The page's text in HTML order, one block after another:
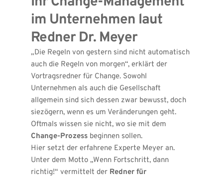
im Unternehmen laut
Redner Dr. Meyer
„Die Regeln von gestern sind nicht automatisch
auch die Regeln von morgen“, erklärt der
Vortragsredner für Change. Sowohl
Unternehmen als auch die Gesellschaft
allgemein sind sich dessen zwar bewusst, doch
siezögern, wenn es um Veränderungen geht.
Change-Prozess beginnen sollen.
Hier setzt der erfahrene Experte Meyer an.
Unter dem Motto „Wenn Fortschritt, dann
richtig!“ vermittelt der Redner für